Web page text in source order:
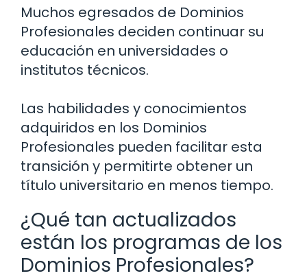
Muchos egresados de Dominios
Profesionales deciden continuar su
educación en universidades o
institutos técnicos.
Las habilidades y conocimientos
adquiridos en los Dominios
Profesionales pueden facilitar esta
transición y permitirte obtener un
título universitario en menos tiempo.
¿Qué tan actualizados
están los programas de los
Dominios Profesionales?